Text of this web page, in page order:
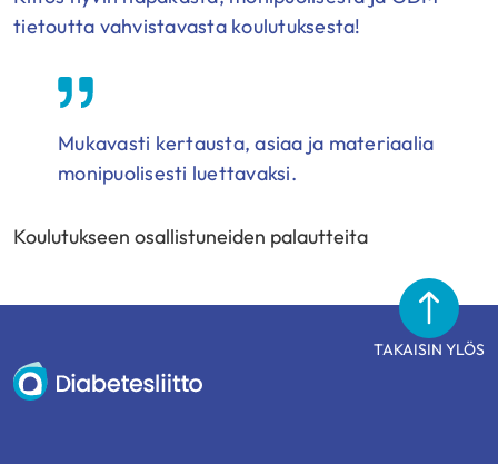
tietoutta vahvistavasta koulutuksesta!
Mukavasti kertausta, asiaa ja materiaalia
monipuolisesti luettavaksi.
Koulutukseen osallistuneiden palautteita
TAKAISIN YLÖS
Diabetesliitto